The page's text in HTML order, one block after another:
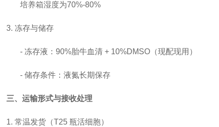
培养箱湿度为70%-80%
3. 冻存与储存
- 冻存液：90%胎牛血清 + 10%DMSO（现配现用）
- 储存条件：液氮长期保存
三、运输形式与接收处理
1. 常温发货（T25 瓶活细胞）